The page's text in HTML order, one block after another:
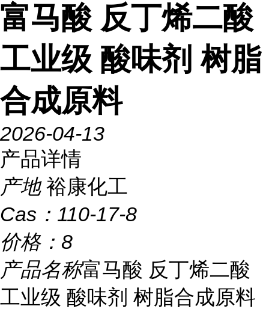
富马酸 反丁烯二酸
工业级 酸味剂 树脂
合成原料
2026-04-13
产品详情
产地 裕康化工
Cas： 110-17-8
价格： 8
产品名称富马酸 反丁烯二酸
工业级 酸味剂 树脂合成原料